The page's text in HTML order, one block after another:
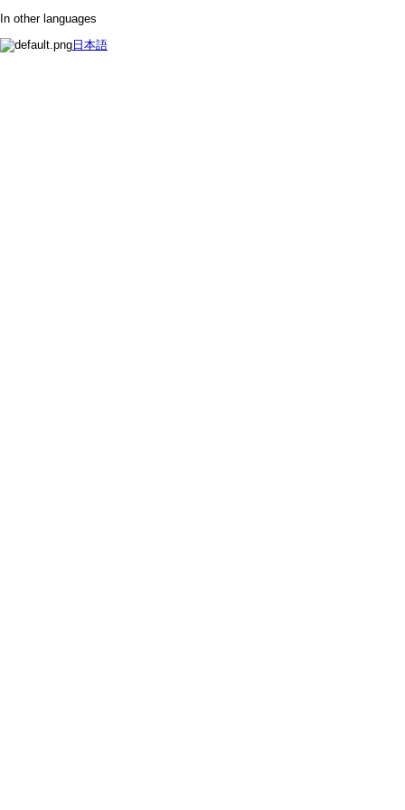
In other languages
日本語